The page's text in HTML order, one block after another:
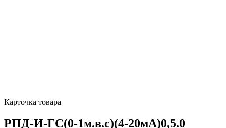
Карточка товара
РПД-И-ГС(0-1м.в.с)(4-20мА)0,5.0